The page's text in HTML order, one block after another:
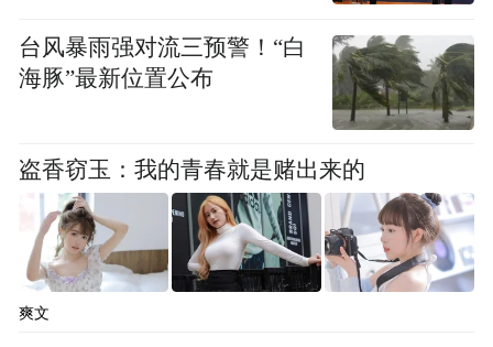
台风暴雨强对流三预警！“白
海豚”最新位置公布
盗香窃玉：我的青春就是赌出来的
爽文